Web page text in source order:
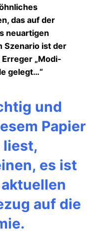
das auf der
neuartigen
Szenario ist der
„Modi-
gelegt…“
und
Papier
liest,
es ist
auf die